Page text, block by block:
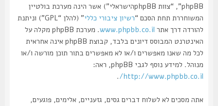
phpBB”, “צוות phpBBהישראלי”) אשר הינה מערכת בולטיין
המשוחררת תחת הסכם “רשיון ציבורי כללי
” (להלן “GPL”) וניתנת
להורדה דרך אתר www.phpbb.co.il
. מערכת phpBB מקלה על
האינטרנט המבוסס דיונים בלבד, קבוצת phpBB אינה אחראית
לכל מה שאנו מאפשרים ו/או לא מאפשרים בתור תוכן מורשה ו/או
מנוהל. למידע נוסף לגבי phpBB, ראה:
http://www.phpbb.co.il/
.
אתה מסכים לא לשלוח דברים גסים, גזעניים, אלימים, פוגעים,